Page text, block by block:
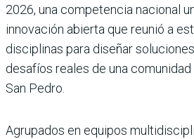
2026, una competencia nacional
innovación abierta que reunió a
disciplinas para diseñar
desafíos reales de una
San Pedro.
Agrupados en equipos